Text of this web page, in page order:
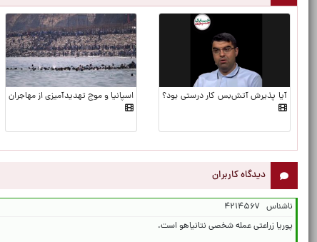
آیا پذیرش آتش‌بس کار درستی بود؟ اسپانیا و موج تهدیدآمیزی از مهاجران
دیدگاه کاربران
ناشناس ۴۲۱۴۵۶۷
پوریا زراعتی عمله شخصی نتانیاهو است.